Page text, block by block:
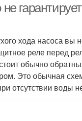
хода насоса вы
реле перед
обычно
Это обычная
отсутствии воды